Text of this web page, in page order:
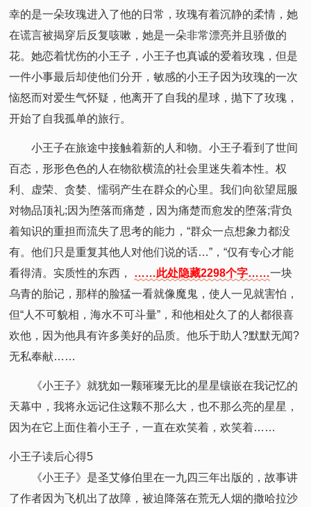
幸的是一朵玫瑰进入了他的日常，玫瑰有着沉静的柔情，她
在谎言被揭穿后反复咳嗽，她是一朵非常漂亮并且骄傲的
花。她恋着忧伤的小王子，小王子也真诚的爱着玫瑰，但是
一件小事最后却使他们分开，敏感的小王子因为玫瑰的一次
恼怒而对爱生气怀疑，他离开了自我的星球，抛下了玫瑰，
开始了自我孤单的旅行。
小王子在旅途中接触着新的人和物。小王子看到了世间
百态，形形色色的人在物欲横流的社会里迷失着本性。权
利、虚荣、贪婪、懦弱产生在群众的心里。我们向欲望屈服
对物品顶礼;因为堕落而痛楚，因为痛楚而愈发的堕落;背负
着知识的重担而流失了思考的能力，“群众一点想象力都没
有。他们只是重复其他人对他们说的话…”，“仅有专心才能
看得清。实质性的东西， ……此处隐藏2298个字……一块
乌青的胎记，那样的脸猛一看就像魔鬼，使人一见就害怕，
但“人不可貌相，海水不可斗量”，和他相处久了的人都很喜
欢他，因为他具有许多美好的品质。他乐于助人?默默无闻?
无私奉献……
《小王子》就犹如一颗璀璨无比的星星镶嵌在我记忆的
天幕中，我将永远记住这颗不那么大，也不那么亮的星星，
因为在它上面住着小王子，一直在欢笑着，欢笑着……
小王子读后心得5
《小王子》是圣艾修伯里在一九四三年出版的，故事讲
了作者因为飞机出了故障，被迫降落在荒无人烟的撒哈拉沙